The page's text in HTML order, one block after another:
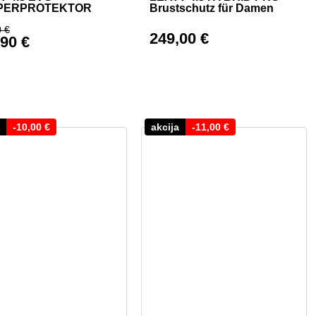
€
€
Preis war: 329,00 €
€
Brustschutz für Damen
249,00€
-10,00 € akcija -11,00€